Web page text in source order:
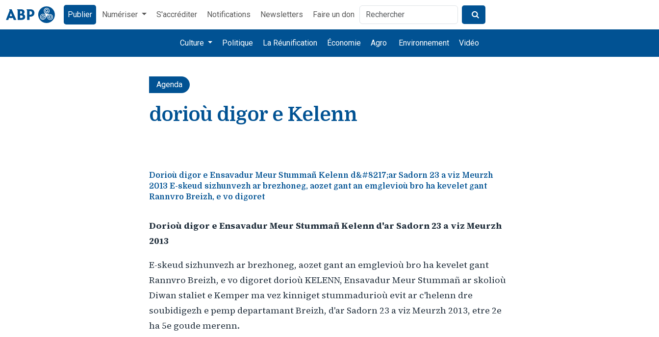
Publier Numériser S'accréditer Notifications Newsletters Faire un don
Culture Politique La Réunification Économie Agro Environnement Vidéo
Agenda
dorioù digor e Kelenn
Dorioù digor e Ensavadur Meur Stummañ Kelenn d&#8217;ar Sadorn 23 a viz Meurzh
2013 E-skeud sizhunvezh ar brezhoneg, aozet gant an emglevioù bro ha kevelet gant
Rannvro Breizh, e vo digoret
Dorioù digor e Ensavadur Meur Stummañ Kelenn d'ar Sadorn 23 a viz Meurzh
2013
E-skeud sizhunvezh ar brezhoneg, aozet gant an emglevioù bro ha kevelet gant
Rannvro Breizh, e vo digoret dorioù KELENN, Ensavadur Meur Stummañ ar skolioù
Diwan staliet e Kemper ma vez kinniget stummadurioù evit ar c'helenn dre
soubidigezh e pemp departamant Breizh, d'ar Sadorn 23 a viz Meurzh 2013, etre 2e
ha 5e goude merenn.